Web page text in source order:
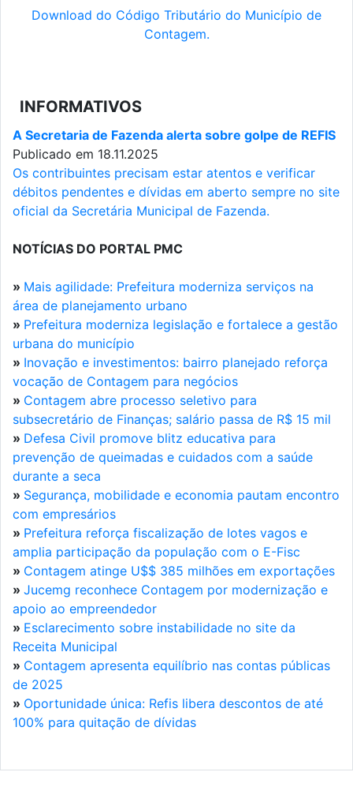
Download do Código Tributário do Município de
Contagem.
INFORMATIVOS
A Secretaria de Fazenda alerta sobre golpe de REFIS
Publicado em 18.11.2025
Os contribuintes precisam estar atentos e verificar
débitos pendentes e dívidas em aberto sempre no site
oficial da Secretária Municipal de Fazenda.
NOTÍCIAS DO PORTAL PMC
» Mais agilidade: Prefeitura moderniza serviços na
área de planejamento urbano
» Prefeitura moderniza legislação e fortalece a gestão
urbana do município
» Inovação e investimentos: bairro planejado reforça
vocação de Contagem para negócios
» Contagem abre processo seletivo para
subsecretário de Finanças; salário passa de R$ 15 mil
» Defesa Civil promove blitz educativa para
prevenção de queimadas e cuidados com a saúde
durante a seca
» Segurança, mobilidade e economia pautam encontro
com empresários
» Prefeitura reforça fiscalização de lotes vagos e
amplia participação da população com o E-Fisc
» Contagem atinge U$$ 385 milhões em exportações
» Jucemg reconhece Contagem por modernização e
apoio ao empreendedor
» Esclarecimento sobre instabilidade no site da
Receita Municipal
» Contagem apresenta equilíbrio nas contas públicas
de 2025
» Oportunidade única: Refis libera descontos de até
100% para quitação de dívidas